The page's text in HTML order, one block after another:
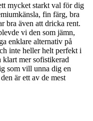
mycket starkt val för dig
fin färg, bra
bra även att dricka rent.
vi den som jämn,
enklare alternativ på
inte heller helt perfekt i
klart mer sofistikerad
som vill unna dig en
är ett av de mest